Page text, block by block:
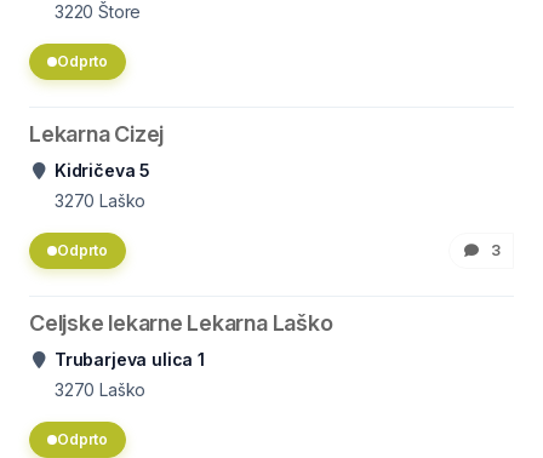
3220 Štore
Odprto
Lekarna Cizej
Kidričeva 5
3270 Laško
Odprto 3
Celjske lekarne Lekarna Laško
Trubarjeva ulica 1
3270 Laško
Odprto